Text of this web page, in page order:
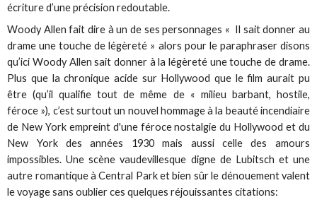
écriture d’une précision redoutable.
Woody Allen fait dire à un de ses personnages « Il sait donner au
drame une touche de légèreté » alors pour le paraphraser disons
qu’ici Woody Allen sait donner à la légèreté une touche de drame.
Plus que la chronique acide sur Hollywood que le film aurait pu
être (qu’il qualifie tout de même de « milieu barbant, hostile,
féroce »), c’est surtout un nouvel hommage à la beauté incendiaire
de New York empreint d'une féroce nostalgie du Hollywood et du
New York des années 1930 mais aussi celle des amours
impossibles. Une scène vaudevillesque digne de Lubitsch et une
autre romantique à Central Park et bien sûr le dénouement valent
le voyage sans oublier ces quelques réjouissantes citations: